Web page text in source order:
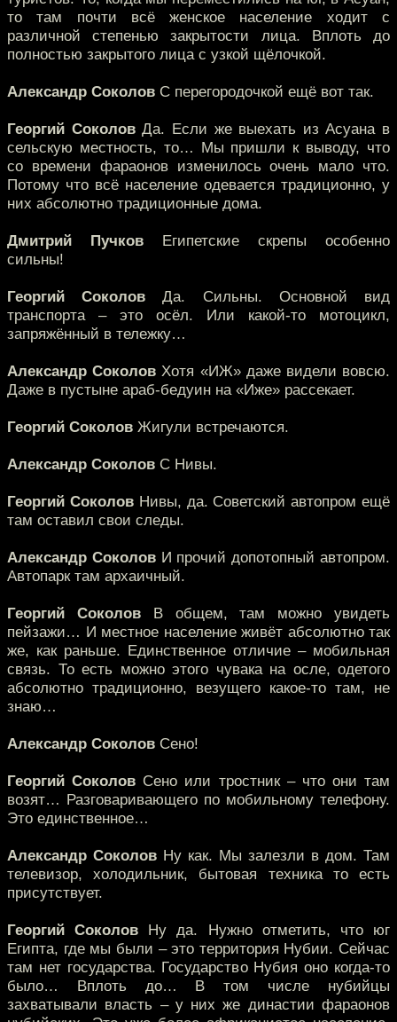
то там почти всё женское население ходит с
различной степенью закрытости лица. Вплоть до
полностью закрытого лица с узкой щёлочкой.
Александр Соколов С перегородочкой ещё вот так.
Георгий СоколовДа. Если же выехать из Асуана в
сельскую местность, то… Мы пришли к выводу, что
со времени фараонов изменилось очень мало что.
Потому что всё население одевается традиционно, у
них абсолютно традиционные дома.
Дмитрий Пучков Египетские скрепы особенно
сильны!
Георгий Соколов Да. Сильны. Основной вид
транспорта – это осёл. Или какой-то мотоцикл,
запряжённый в тележку…
Александр Соколов Хотя «ИЖ» даже видели вовсю.
Даже в пустыне араб-бедуин на «Иже» рассекает.
Георгий Соколов Жигули встречаются.
Александр Соколов С Нивы.
Георгий СоколовНивы, да. Советский автопром ещё
там оставил свои следы.
Александр СоколовИ прочий допотопный автопром.
Автопарк там архаичный.
Георгий СоколовВ общем, там можно увидеть
пейзажи… И местное население живёт абсолютно так
же, как раньше. Единственное отличие – мобильная
связь. То есть можно этого чувака на осле, одетого
абсолютно традиционно, везущего какое-то там, не
знаю…
Александр Соколов Сено!
Георгий Соколов Сено или тростник – что они там
возят… Разговаривающего по мобильному телефону.
Это единственное…
Александр Соколов Ну как. Мы залезли в дом. Там
телевизор, холодильник, бытовая техника то есть
присутствует.
Георгий Соколов Ну да. Нужно отметить, что юг
Египта, где мы были – это территория Нубии. Сейчас
там нет государства. Государство Нубия оно когда-то
было… Вплоть до… В том числе нубийцы
захватывали власть – у них же династии фараонов